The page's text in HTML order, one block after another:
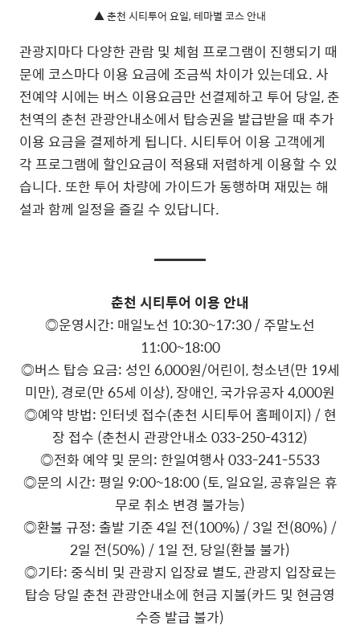
▲ 춘천 시티투어 요일, 테마별 코스 안내
관광지마다 다양한 관람 및 체험 프로그램이 진행되기 때
문에 코스마다 이용 요금에 조금씩 차이가 있는데요. 사
전예약 시에는 버스 이용요금만 선결제하고 투어 당일, 춘
천역의 춘천 관광안내소에서 탑승권을 발급받을 때 추가
이용 요금을 결제하게 됩니다. 시티투어 이용 고객에게
각 프로그램에 할인요금이 적용돼 저렴하게 이용할 수 있
습니다. 또한 투어 차량에 가이드가 동행하며 재밌는 해
설과 함께 일정을 즐길 수 있답니다.
춘천 시티투어 이용 안내
◎운영시간: 매일노선 10:30~17:30 / 주말노선
11:00~18:00
◎버스 탑승 요금: 성인 6,000원/어린이, 청소년(만 19세
미만), 경로(만 65세 이상), 장애인, 국가유공자 4,000원
◎예약 방법: 인터넷 접수(춘천 시티투어 홈페이지) / 현
장 접수 (춘천시 관광안내소 033-250-4312)
◎전화 예약 및 문의: 한일여행사 033-241-5533
◎문의 시간: 평일 9:00~18:00 (토, 일요일, 공휴일은 휴
무로 취소 변경 불가능)
◎환불 규정: 출발 기준 4일 전(100%) / 3일 전(80%) /
2일 전(50%) / 1일 전, 당일(환불 불가)
◎기타: 중식비 및 관광지 입장료 별도, 관광지 입장료는
탑승 당일 춘천 관광안내소에 현금 지불(카드 및 현금영
수증 발급 불가)